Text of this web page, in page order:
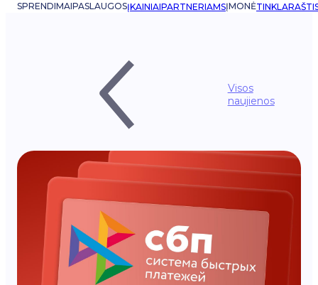
SPRENDIMAIPASLAUGOSĮKAINIAIPARTNERIAMSĮMONĖ
Visos
naujienos